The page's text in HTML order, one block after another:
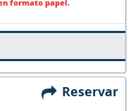
formato papel.
Reservar